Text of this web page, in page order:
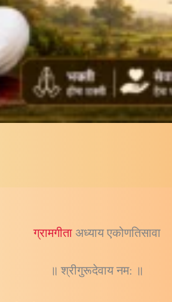
ग्रामगीता अध्याय एकोणतिसावा
॥ श्रीगुरूदेवाय नम: ॥